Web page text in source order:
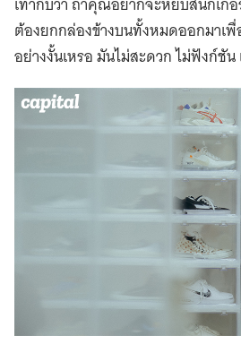
ต้องยกกล่องข้างบนทั้งหมดออกมาเพื่
อย่างงั้นเหรอ มันไม่สะดวก ไม่ฟังก์ชั